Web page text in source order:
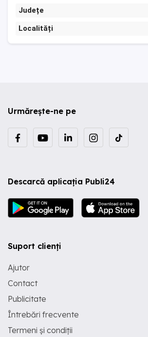
Județe
Localități
Urmărește-ne pe
Descarcă aplicația Publi24
Suport clienți
Ajutor
Contact
Publicitate
Întrebări frecvente
Termeni și condiții